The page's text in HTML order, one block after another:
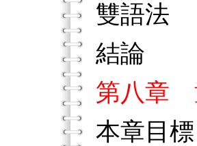
雙語法
結論
第八章
本章目標